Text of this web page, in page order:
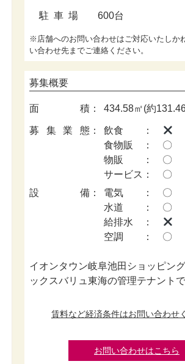
駐車場 600台
※店舗へのお問い合わせはご対応いたしか
い合わせ先までご連絡ください。
募集概要
面積 ： 434.58㎡(約
募集業態 ：
飲食 ：
食物販 ： 〇
物販 ： 〇
サービス： 〇
設備 ：
電気 ： 〇
水道 ： 〇
給排水 ：
空調 ： 〇
イオンタウン岐阜池田ショッピン
ックスバリュ東海の管理テナントで
賃料など経済条件はお問い合わせ
お問い合わせはこちら